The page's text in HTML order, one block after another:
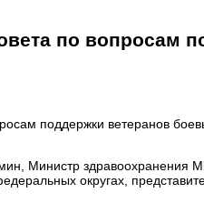
по вопросам
поддержки ветеранов
Министр здравоохранения
округах,